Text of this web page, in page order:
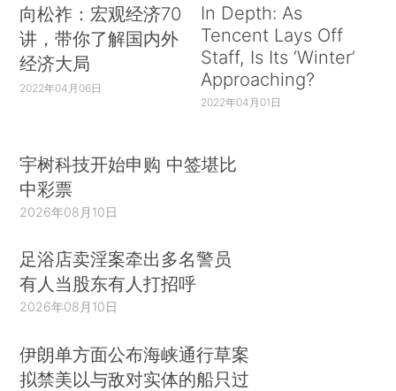
向松祚：宏观经济70
讲，带你了解国内外
经济大局
2022年04月06日
In Depth: As
Tencent Lays Off
Staff, Is Its ‘Winter’
Approaching?
2022年04月01日
宇树科技开始申购 中签堪比
中彩票
2026年08月10日
足浴店卖淫案牵出多名警员
有人当股东有人打招呼
2026年08月10日
伊朗单方面公布海峡通行草案
拟禁美以与敌对实体的船只过